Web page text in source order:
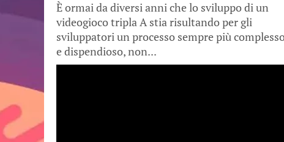
È ormai da diversi anni che lo sviluppo di un
videogioco tripla A stia risultando per gli
sviluppatori un processo sempre più
e dispendioso, non...